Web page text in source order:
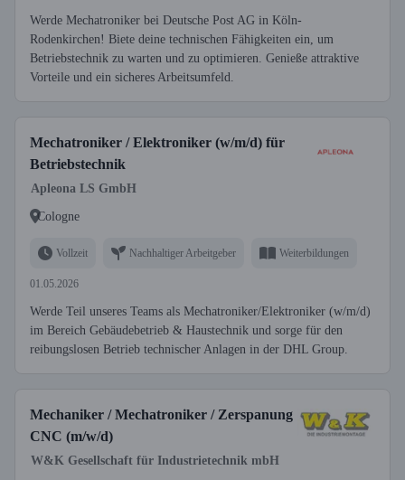
Werde Mechatroniker bei Deutsche Post AG in Köln-
Rodenkirchen! Biete deine technischen Fähigkeiten ein, um
Betriebstechnik zu warten und zu optimieren. Genieße attraktive
Vorteile und ein sicheres Arbeitsumfeld.
Mechatroniker / Elektroniker (w/m/d) für
Betriebstechnik
Apleona LS GmbH
Cologne
Vollzeit Nachhaltiger Arbeitgeber Weiterbildungen
01.05.2026
Werde Teil unseres Teams als Mechatroniker/Elektroniker (w/m/d)
im Bereich Gebäudebetrieb & Haustechnik und sorge für den
reibungslosen Betrieb technischer Anlagen in der DHL Group.
Mechaniker / Mechatroniker / Zerspanung
CNC (m/w/d)
W&K Gesellschaft für Industrietechnik mbH